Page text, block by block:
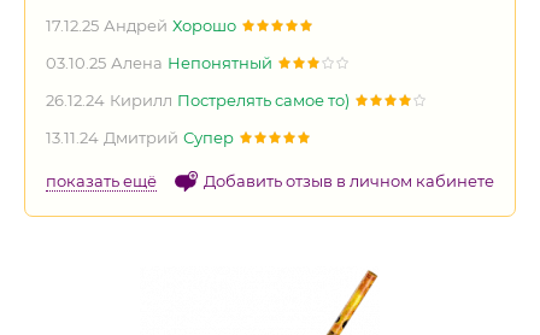
17.12.25 Андрей Хорошо
03.10.25 Алена Непонятный
26.12.24 Кирилл Пострелять самое то)
13.11.24 Дмитрий Супер
показать ещё Добавить отзыв в личном кабинете